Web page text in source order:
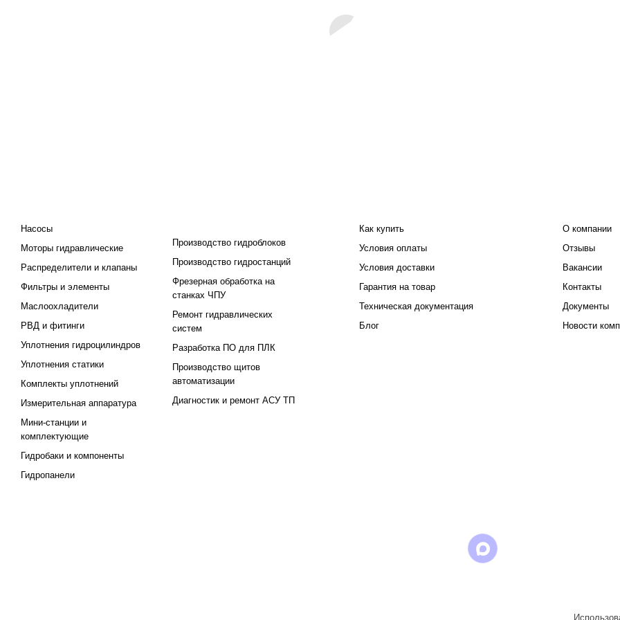
Насосы
Моторы гидравлические
Распределители и клапаны
Фильтры и элементы
Маслоохладители
РВД и фитинги
Уплотнения гидроцилиндров
Уплотнения статики
Комплекты уплотнений
Измерительная аппаратура
Мини-станции и
комплектующие
Гидробаки и компоненты
Гидропанели
Производство гидроблоков
Производство гидростанций
Фрезерная обработка на
станках ЧПУ
Ремонт гидравлических
систем
Разработка ПО для ПЛК
Производство щитов
автоматизации
Диагностик и ремонт АСУ ТП
Как купить
Условия оплаты
Условия доставки
Гарантия на товар
Техническая документация
Блог
О компании
Отзывы
Вакансии
Контакты
Документы
Новости